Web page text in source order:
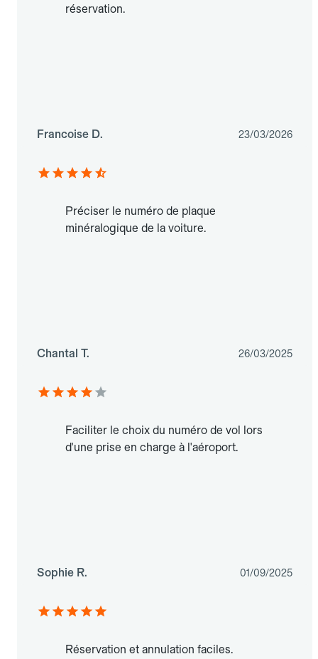
réservation.
Francoise D. 23/03/2026
Préciser le numéro de plaque
minéralogique de la voiture.
Chantal T. 26/03/2025
Faciliter le choix du numéro de vol lors
d'une prise en charge à l'aéroport.
Sophie R. 01/09/2025
Réservation et annulation faciles.